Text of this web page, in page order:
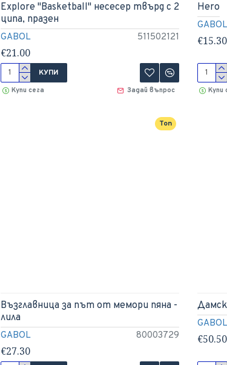
GABOL 511502121
Explore "Basketball" несесер твърд с 2
ципа, празен
€21.00
КУПИ
Купи сега Задай въпрос
GABOL
Hero
€15.30
Купи
Топ
GABOL 80003729
Възглавница за път от мемори пяна -
лила
€27.30
GABOL
€50.50